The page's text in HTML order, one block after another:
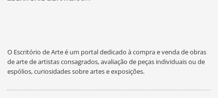
O Escritório de Arte é um portal dedicado à compra e venda de obras
de arte de artistas consagrados, avaliação de peças individuais ou de
espólios, curiosidades sobre artes e exposições.